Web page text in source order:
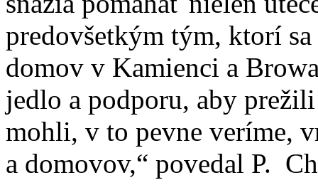
predovšetkým tým, ktorí
domov v Kamienci a
jedlo a podporu, aby
mohli, v to pevne veríme,
a domovov,“ povedal P.